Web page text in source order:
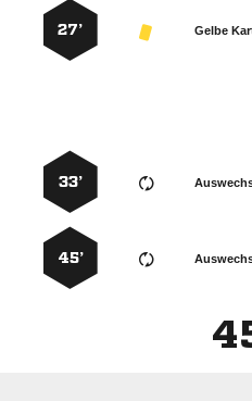
Gelbe
27’
33’
45’